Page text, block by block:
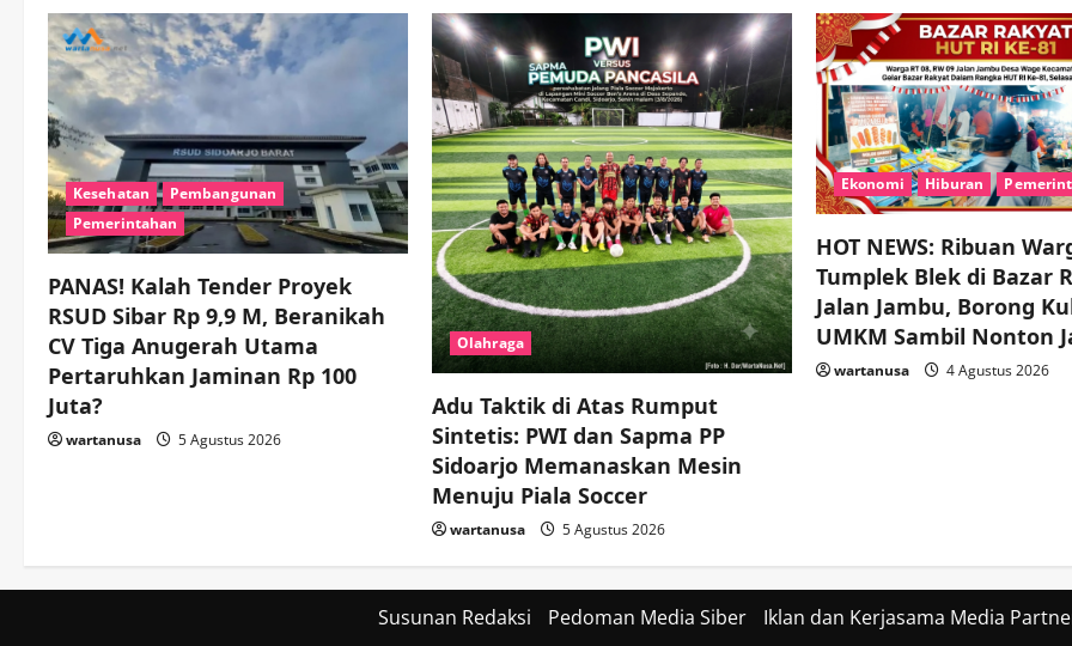
Kesehatan
Pembangunan
Pemerintahan
PANAS! Kalah Tender Proyek
RSUD Sibar Rp 9,9 M, Beranikah
CV Tiga Anugerah Utama
Pertaruhkan Jaminan Rp 100
Juta?
wartanusa 5 Agustus 2026
Olahraga
Adu Taktik di Atas Rumput
Sintetis: PWI dan Sapma PP
Sidoarjo Memanaskan Mesin
Menuju Piala Soccer
wartanusa 5 Agustus 2026
Ekonomi Hiburan
HOT NEWS: Ribuan
Tumplek Blek di Bazar
Jalan Jambu, Borong
UMKM Sambil Nonton
wartanusa 4 Agustus 2026
Susunan Redaksi Pedoman Media Siber Iklan dan Kerjasama Media